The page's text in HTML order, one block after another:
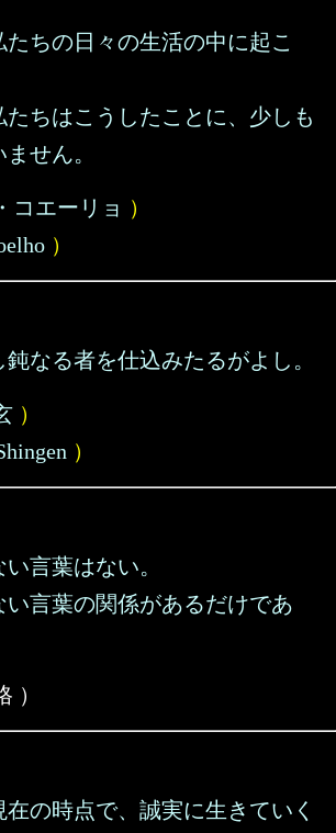
ちの日々の生活の中に起こ
たちはこうしたことに、少しも
せん。
コエーリョ ）
）
鈍なる者を仕込みたるがよし。
）
）
言葉はない。
い言葉の関係があるだけであ
）
在の時点で、誠実に生きていく